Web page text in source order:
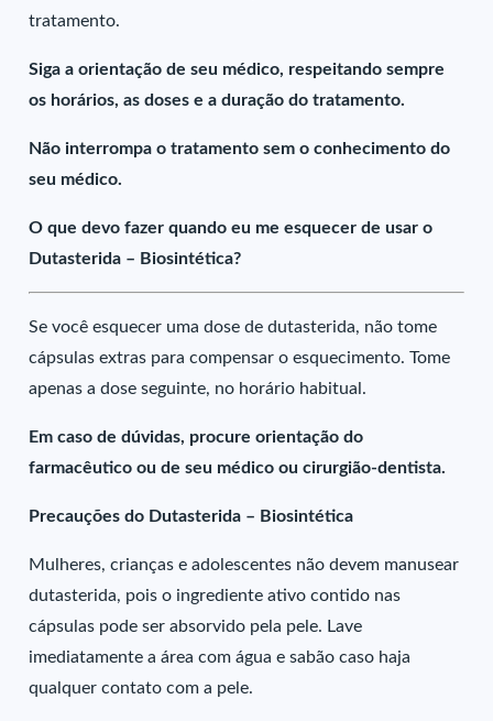
tratamento.
Siga a orientação de seu médico, respeitando sempre
os horários, as doses e a duração do tratamento.
Não interrompa o tratamento sem o conhecimento do
seu médico.
O que devo fazer quando eu me esquecer de usar o
Dutasterida – Biosintética?
Se você esquecer uma dose de dutasterida, não tome
cápsulas extras para compensar o esquecimento. Tome
apenas a dose seguinte, no horário habitual.
Em caso de dúvidas, procure orientação do
farmacêutico ou de seu médico ou cirurgião-dentista.
Precauções do Dutasterida – Biosintética
Mulheres, crianças e adolescentes não devem manusear
dutasterida, pois o ingrediente ativo contido nas
cápsulas pode ser absorvido pela pele. Lave
imediatamente a área com água e sabão caso haja
qualquer contato com a pele.